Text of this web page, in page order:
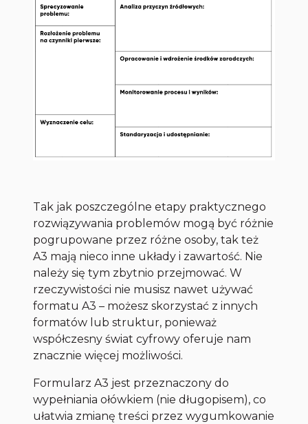
Tak jak poszczególne etapy praktycznego
rozwiązywania problemów mogą być różnie
pogrupowane przez różne osoby, tak też
A3 mają nieco inne układy i zawartość. Nie
należy się tym zbytnio przejmować. W
rzeczywistości nie musisz nawet używać
formatu A3 – możesz skorzystać z innych
formatów lub struktur, ponieważ
współczesny świat cyfrowy oferuje nam
znacznie więcej możliwości.
Formularz A3 jest przeznaczony do
wypełniania ołówkiem (nie długopisem), co
ułatwia zmianę treści przez wygumkowanie